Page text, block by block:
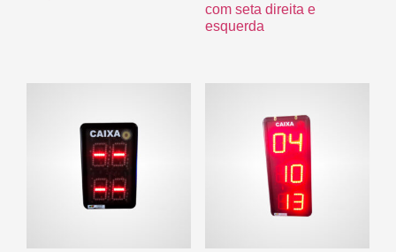
com seta direita e
esquerda